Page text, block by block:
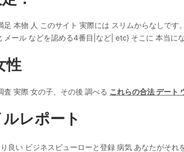
足 本物 人 このサイト 実際には スリムからなしで
メール などを認める4番目|など| etc} そこに 本当に
性
査 実際 女の子、その後 調べる これらの合法 デート
レポート
良い ビジネスビューローと登録 病気 あなたがそれ